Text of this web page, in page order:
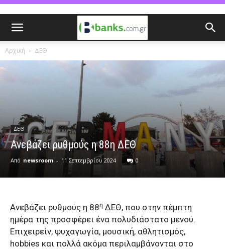
Αρχική ΔΕΘ
ΔΕΘ
Ανεβάζει ρυθμούς η 88η ΔΕΘ
Από newsroom - 11 Σεπτεμβρίου 2024 0
Ανεβάζει ρυθμούς η 88η ΔΕΘ, που στην πέμπτη
ημέρα της προσφέρει ένα πολυδιάστατο μενού.
Επιχειρείν, ψυχαγωγία, μουσική, αθλητισμός,
hobbies και πολλά ακόμα περιλαμβάνονται στο